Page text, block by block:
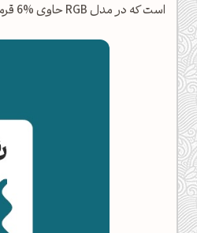
است که در مدل RGB حاوی %6 قرمز، %41 سبز و %47 آبی می‌باشد.